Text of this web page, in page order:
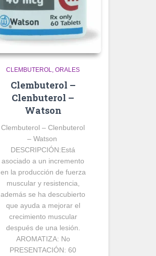
CLEMBUTEROL ORALES
Clembuterol –
Clenbuterol –
Watson
Clembuterol – Clenbuterol
– Watson
DESCRIPCIÓN:Está
asociado a un incremento
en la producción de fuerza
muscular y resistencia,
además se ha descubierto
que ayuda a mejorar el
crecimiento muscular
después de una lesión.
AROMATIZA: No
PRESENTACIÓN: 60